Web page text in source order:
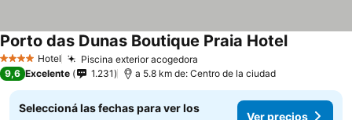
4 EstrellasHotel Piscina exterior acogedora
Porto das Dunas Boutique Praia HotelVer
9,6 Excelente 1.231 a 5.8 km de: Centro de la ciudad
Seleccioná las fechas para ver los
Ver precios